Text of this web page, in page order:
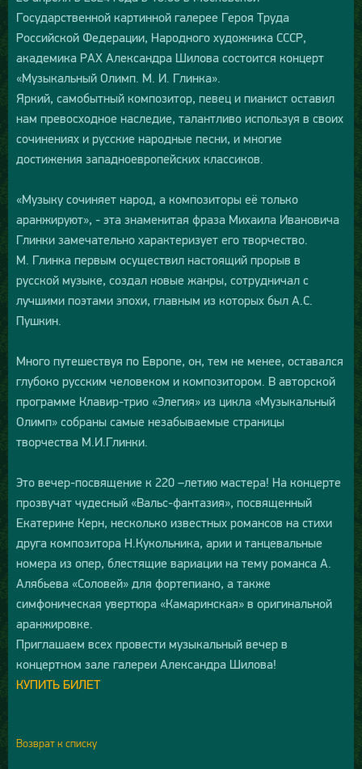
Государственной картинной галерее Героя Труда
Российской Федерации, Народного художника СССР,
академика РАХ Александра Шилова состоится концерт
«Музыкальный Олимп. М. И. Глинка».
Яркий, самобытный композитор, певец и пианист оставил
нам превосходное наследие, талантливо используя в своих
сочинениях и русские народные песни, и многие
достижения западноевропейских классиков.
«Музыку сочиняет народ, а композиторы её только
аранжируют», - эта знаменитая фраза Михаила Ивановича
Глинки замечательно характеризует его творчество.
М. Глинка первым осуществил настоящий прорыв в
русской музыке, создал новые жанры, сотрудничал с
лучшими поэтами эпохи, главным из которых был А.С.
Пушкин.
Много путешествуя по Европе, он, тем не менее, оставался
глубоко русским человеком и композитором. В авторской
программе Клавир-трио «Элегия» из цикла «Музыкальный
Олимп» собраны самые незабываемые страницы
творчества М.И.Глинки.
Это вечер-посвящение к 220 –летию мастера! На концерте
прозвучат чудесный «Вальс-фантазия», посвященный
Екатерине Керн, несколько известных романсов на стихи
друга композитора Н.Кукольника, арии и танцевальные
номера из опер, блестящие вариации на тему романса А.
Алябьева «Соловей» для фортепиано, а также
симфоническая увертюра «Камаринская» в оригинальной
аранжировке.
Приглашаем всех провести музыкальный вечер в
концертном зале галереи Александра Шилова!
КУПИТЬ БИЛЕТ
Возврат к списку